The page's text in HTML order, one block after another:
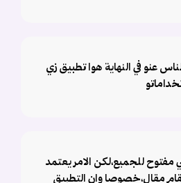
عنو في النهاية هوا تطبيق زي
مفتوح للجميع،لكن الامر يعتمد
مقال،خصوصا وان التطبيق